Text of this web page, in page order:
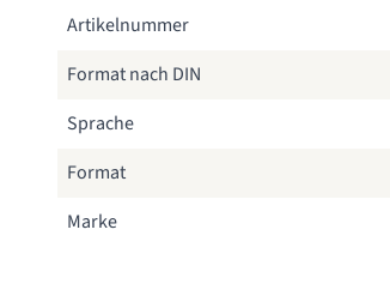
Artikelnummer
Format nach DIN
Sprache
Format
Marke